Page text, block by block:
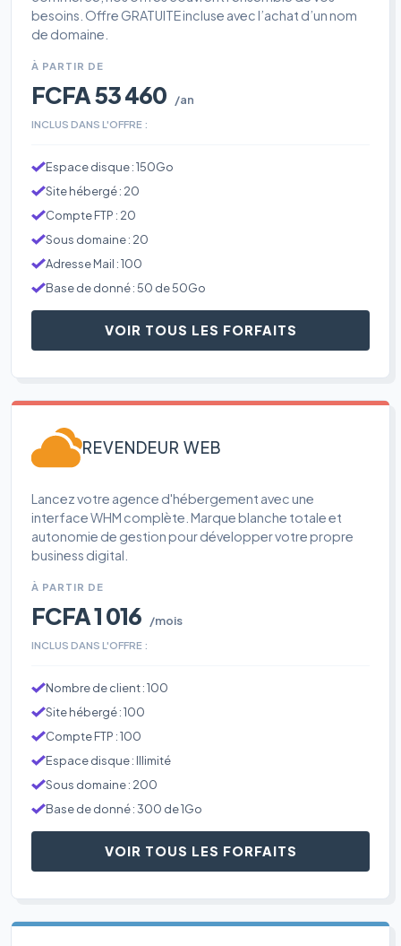
besoins. Offre GRATUITE incluse avec l’achat d’un nom
de domaine.
À PARTIR DE
FCFA 53 460 /an
INCLUS DANS L'OFFRE :
Espace disque : 150Go
Site hébergé : 20
Compte FTP : 20
Sous domaine : 20
Adresse Mail : 100
Base de donné : 50 de 50Go
VOIR TOUS LES FORFAITS
REVENDEUR WEB
Lancez votre agence d'hébergement avec une
interface WHM complète. Marque blanche totale et
autonomie de gestion pour développer votre propre
business digital.
À PARTIR DE
FCFA 1 016 /mois
INCLUS DANS L'OFFRE :
Nombre de client : 100
Site hébergé : 100
Compte FTP : 100
Espace disque : Illimité
Sous domaine : 200
Base de donné : 300 de 1Go
VOIR TOUS LES FORFAITS